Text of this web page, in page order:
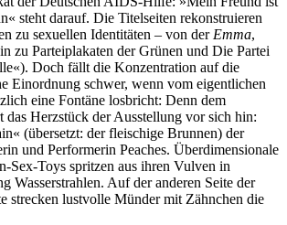
steht darauf. Die Titelseiten rekonstruieren
zu sexuellen Identitäten – von der Emma,
zu Parteiplakaten der Grünen und Die Partei
Doch fällt die Konzentration auf die
Einordnung schwer, wenn vom eigentlichen
eine Fontäne losbricht: Denn dem
das Herzstück der Ausstellung vor sich hin:
(übersetzt: der fleischige Brunnen) der
und Performerin Peaches. Überdimensionale
Sex-Toys spritzen aus ihren Vulven in
Wasserstrahlen. Auf der anderen Seite der
strecken lustvolle Münder mit Zähnchen die